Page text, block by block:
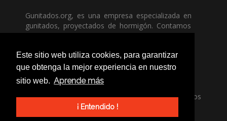
Este sitio web utiliza cookies, para garantizar
que obtenga la mejor experiencia en nuestro
sitio web. Aprende más
¡ Entendido !
Gunitados.org, es una empresa especializada en
gunitados, proyectados de hormigón. Contamos
con todos los medios humanos y técnicos, para
competencia.
Si necesita una empresa de gunitados, no dude
en llamarnos, nuestros técnicos estran encantados
de poder ayudarle, ya sea usted particular o
profesional.